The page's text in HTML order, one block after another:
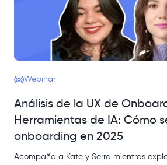
Webinar
Análisis de la UX de
Herramientas de IA: Cómo
onboarding en 2025
Acompaña a Kate y Serra mientras